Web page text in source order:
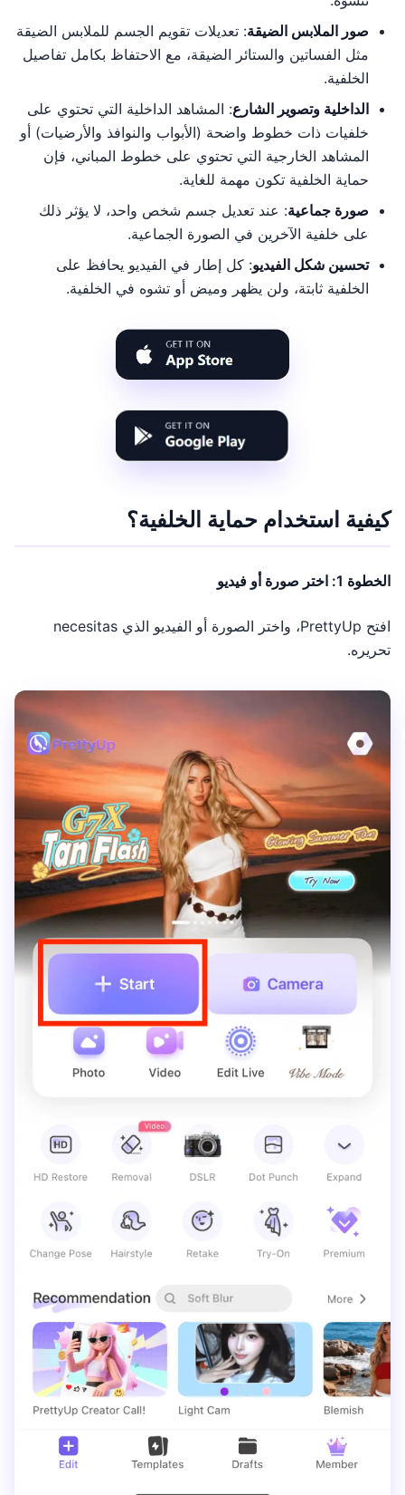
صور الملابس الضيقة: تعديلات تقويم الجسم للملابس الضيقة
مثل الفساتين والستائر الضيقة، مع الاحتفاظ بكامل تفاصيل
الخلفية.
الداخلية وتصوير الشارع: المشاهد الداخلية التي تحتوي على
خلفيات ذات خطوط واضحة (الأبواب والنوافذ والأرضيات) أو
المشاهد الخارجية التي تحتوي على خطوط المباني، فإن
حماية الخلفية تكون مهمة للغاية.
صورة جماعية: عند تعديل جسم شخص واحد، لا يؤثر ذلك
على خلفية الآخرين في الصورة الجماعية.
تحسين شكل الفيديو: كل إطار في الفيديو يحافظ على
الخلفية ثابتة، ولن يظهر وميض أو تشوه في الخلفية.
كيفية استخدام حماية الخلفية؟
الخطوة 1: اختر صورة أو فيديو
افتح PrettyUp، واختر الصورة أو الفيديو الذي necesitas
تحريره.